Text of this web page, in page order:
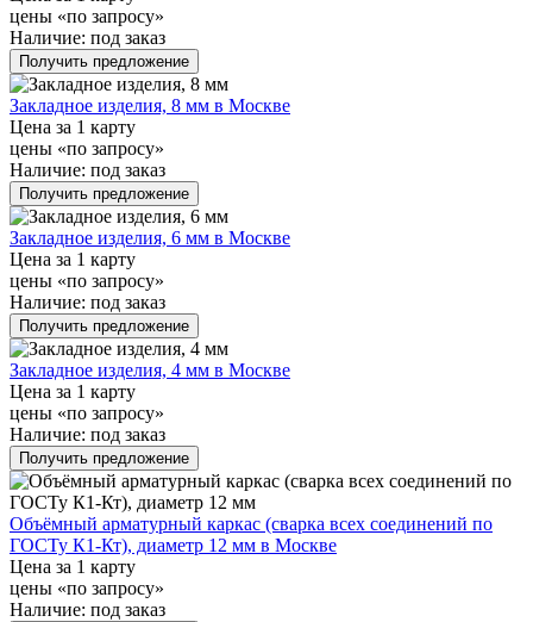
цены «по запросу»
Наличие: под заказ
Получить предложение
Закладное изделия, 8 мм в Москве
Цена за 1 карту
цены «по запросу»
Наличие: под заказ
Получить предложение
Закладное изделия, 6 мм в Москве
Цена за 1 карту
цены «по запросу»
Наличие: под заказ
Получить предложение
Закладное изделия, 4 мм в Москве
Цена за 1 карту
цены «по запросу»
Наличие: под заказ
Получить предложение
Объёмный арматурный каркас (сварка всех соединений по
ГОСТу К1-Кт), диаметр 12 мм в Москве
Цена за 1 карту
цены «по запросу»
Наличие: под заказ